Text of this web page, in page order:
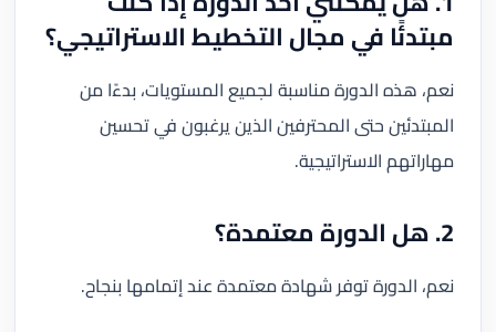
مبتدئًا في مجال التخطيط الاستراتيجي؟
نعم، هذه الدورة مناسبة لجميع المستويات، بدءًا من
المبتدئين حتى المحترفين الذين يرغبون في تحسين
مهاراتهم الاستراتيجية.
2. هل الدورة معتمدة؟
نعم، الدورة توفر شهادة معتمدة عند إتمامها بنجاح.